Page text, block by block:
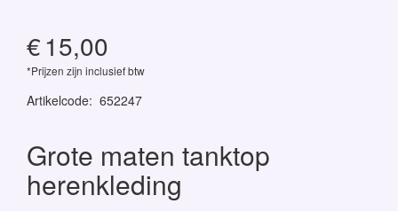
€15,00
*Prijzen zijn inclusief btw
Artikelcode: 652247
Grote maten tanktop
herenkleding